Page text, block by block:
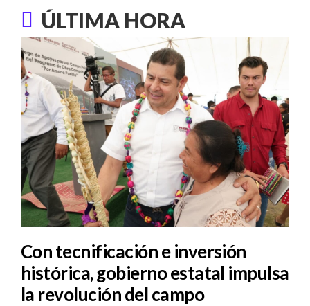
ÚLTIMA HORA
Con tecnificación e inversión
histórica, gobierno estatal impulsa
la revolución del campo